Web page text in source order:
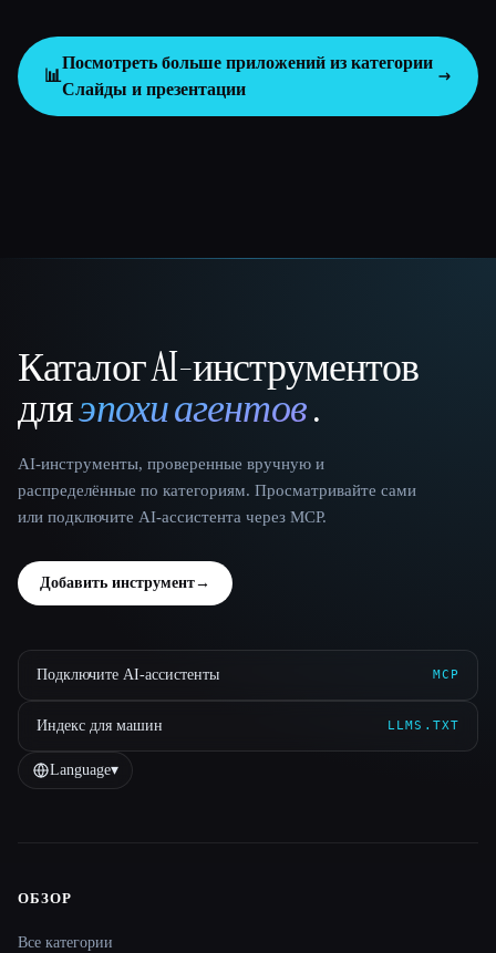
📊
Посмотреть больше приложений из категории
Слайды и презентации
That AI Collection
Каталог AI-инструментов
дляэпохи агентов.
AI-инструменты, проверенные вручную и
распределённые по категориям. Просматривайте сами
или подключите AI-ассистента через MCP.
Добавить инструмент→
Подключите AI-ассистенты MCP
Индекс для машин LLMS.TXT
Language▾
Site navigation
ОБЗОР
Все категории